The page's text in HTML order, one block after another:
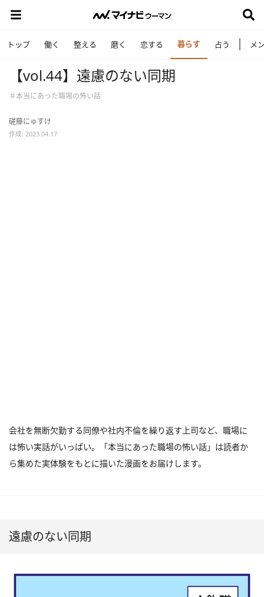
トップ 働く 整える 磨く 恋する 暮らす 占う メ
【vol.44】遠慮のない同期
＃本当にあった職場の怖い話
磋藤にゅすけ
作成: 2023.04.17
会社を無断欠勤する同僚や社内不倫を繰り返す上司など、職場に
は怖い実話がいっぱい。「本当にあった職場の怖い話」は読者か
ら集めた実体験をもとに描いた漫画をお届けします。
遠慮のない同期